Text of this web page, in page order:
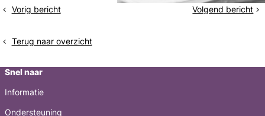
Vorig bericht
Laatste
in
Volgend bericht
Enorme
Terug naar overzicht
Snel naar
Informatie
Ondersteuning